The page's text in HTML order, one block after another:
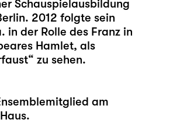
Schauspielausbildung
2012 folgte sein
in der Rolle des Franz in
Hamlet, als
zu sehen.
am